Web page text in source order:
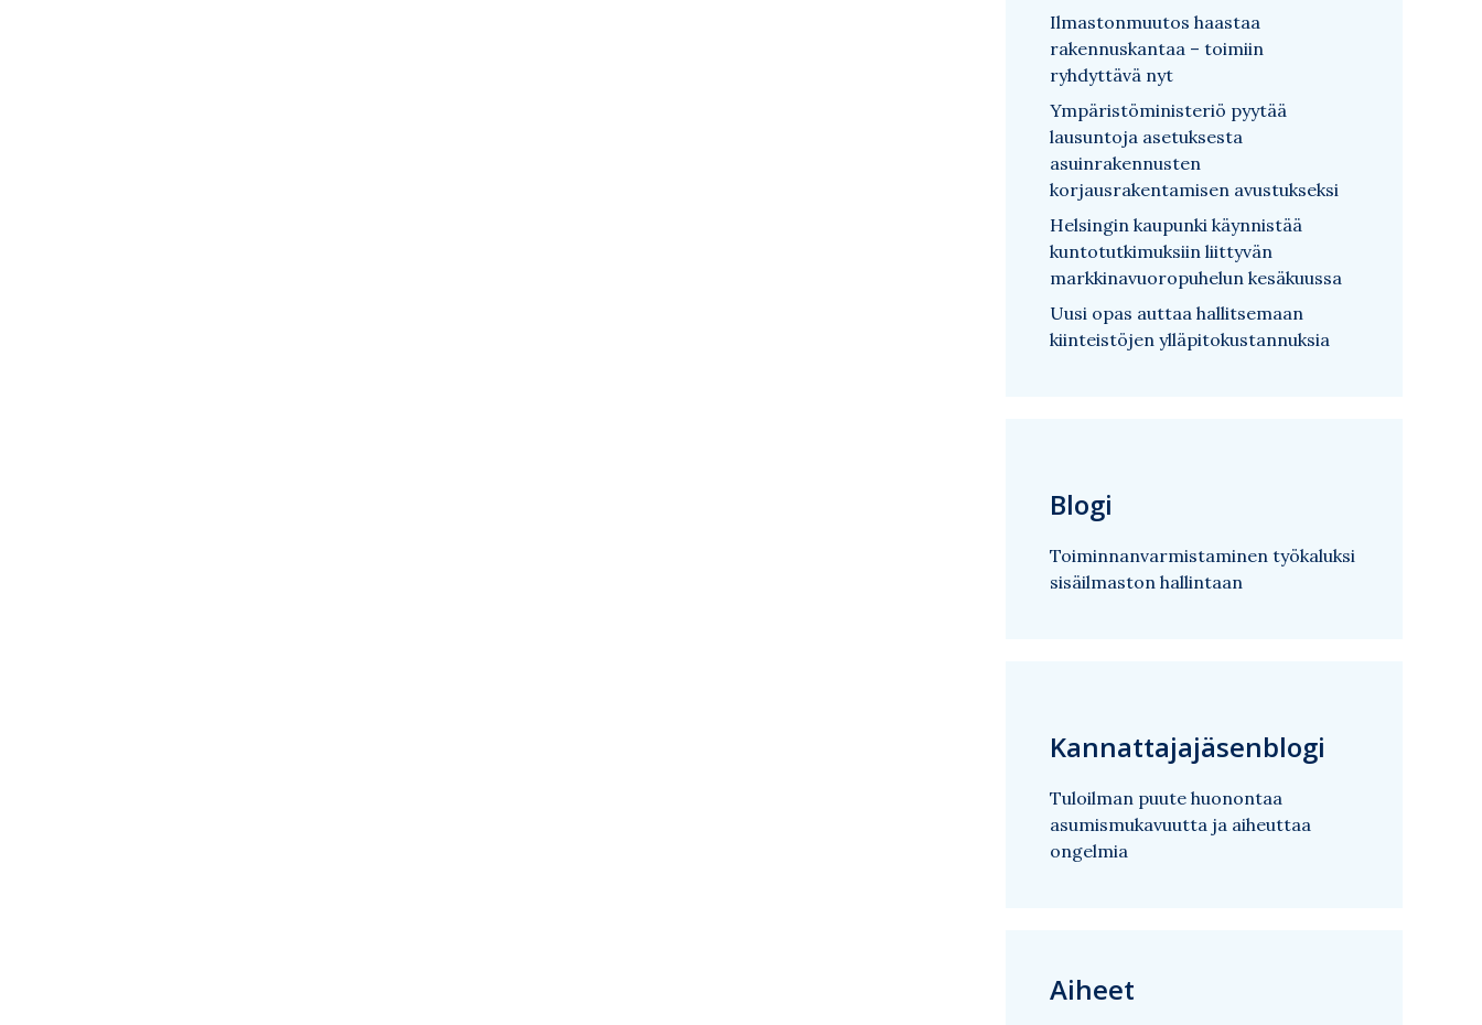
Ilmastonmuutos haastaa
rakennuskantaa – toimiin
ryhdyttävä nyt
Ympäristöministeriö pyytää
lausuntoja asetuksesta
asuinrakennusten
korjausrakentamisen avustukseksi
Helsingin kaupunki käynnistää
kuntotutkimuksiin liittyvän
markkinavuoropuhelun kesäkuussa
Uusi opas auttaa hallitsemaan
kiinteistöjen ylläpitokustannuksia
Blogi
Toiminnanvarmistaminen työkaluksi
sisäilmaston hallintaan
Kannattajajäsenblogi
Tuloilman puute huonontaa
asumismukavuutta ja aiheuttaa
ongelmia
Aiheet